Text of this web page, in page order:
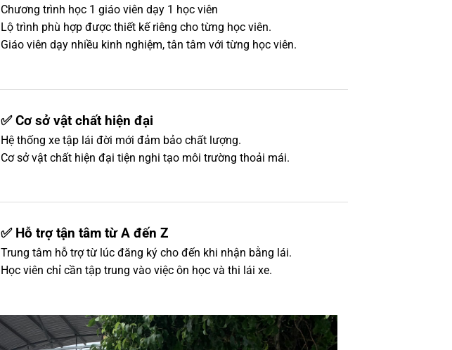
Chương trình học 1 giáo viên dạy 1 học viên
Lộ trình phù hợp được thiết kế riêng cho từng học viên.
Giáo viên dạy nhiều kinh nghiệm, tân tâm với từng học viên.
✅ Cơ sở vật chất hiện đại
Hệ thống xe tập lái đời mới đảm bảo chất lượng.
Cơ sở vật chất hiện đại tiện nghi tạo môi trường thoải mái.
✅ Hỗ trợ tận tâm từ A đến Z
Trung tâm hỗ trợ từ lúc đăng ký cho đến khi nhận bằng lái.
Học viên chỉ cần tập trung vào việc ôn học và thi lái xe.